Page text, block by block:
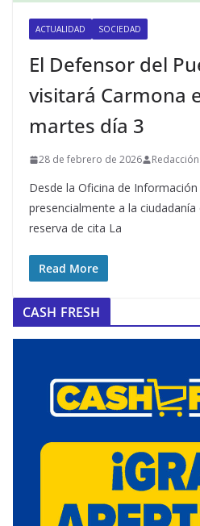
ACTUALIDAD SOCIEDAD
El Defensor del
visitará Carmona
martes día 3
28 de febrero de 2026 Redacción
Desde la Oficina de
presencialmente a la
reserva de cita La
Read More
CASH FRESH